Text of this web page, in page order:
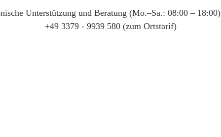
Unterstützung und Beratung (Mo.–Sa.: 08:00 –
+49 3379 - 9939 580 (zum Ortstarif)